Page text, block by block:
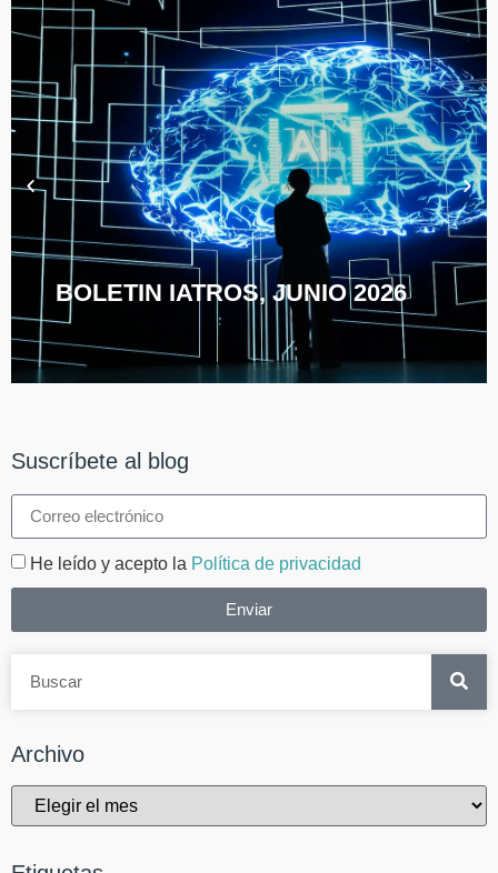
BOLETIN IATROS, JUNIO 2026
Suscríbete al blog
He leído y acepto la Política de privacidad
Enviar
Archivo